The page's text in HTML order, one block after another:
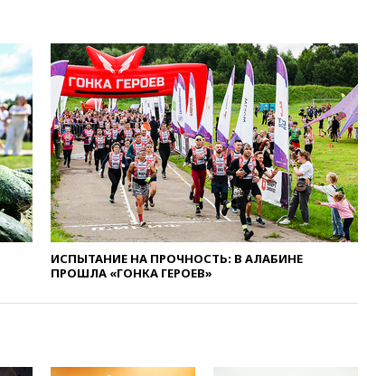
вчера, 21:15Путин обсудил с
Машковым 150-летие Союза
театральных деятелей
вчера, 20:47Newsweek:
«взрывная» диарея охватила
47 из 50 штатов США
вчера, 20:35ПВО за 12 часов
сбила 200 украинских
беспилотников
вчера, 20:20Третий комплект
золотых медалей выиграли на
ЧЕ российские синхронистки
главы «Уралдронзавода»
ИСПЫТАНИЕ НА ПРОЧНОСТЬ: В АЛАБИНЕ
ПРОШЛА «ГОНКА ГЕРОЕВ»